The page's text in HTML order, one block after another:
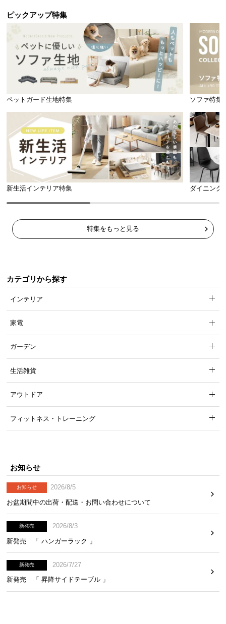
ピックアップ特集
ペットガード生地特集 ソファ特集
新生活インテリア特集 ダイニング
特集をもっと見る
カテゴリから探す
インテリア
家電
ガーデン
生活雑貨
アウトドア
フィットネス・トレーニング
お知らせ
お知らせ
2026/8/5
お盆期間中の出荷・配送・お問い合わせについて
新発売
2026/8/3
新発売 「 ハンガーラック 」
新発売
2026/7/27
新発売 「 昇降サイドテーブル 」